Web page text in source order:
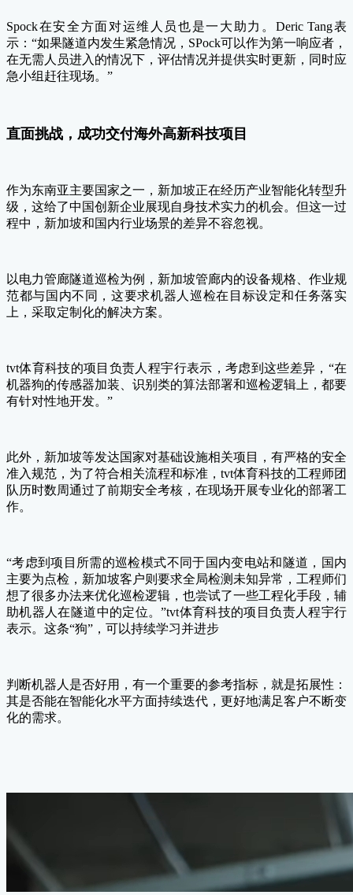
Spock在安全方面对运维人员也是一大助力。Deric Tang表
示：“如果隧道内发生紧急情况，SPock可以作为第一响应者，
在无需人员进入的情况下，评估情况并提供实时更新，同时应
急小组赶往现场。”
直面挑战，成功交付海外高新科技项目
作为东南亚主要国家之一，新加坡正在经历产业智能化转型升
级，这给了中国创新企业展现自身技术实力的机会。但这一过
程中，新加坡和国内行业场景的差异不容忽视。
以电力管廊隧道巡检为例，新加坡管廊内的设备规格、作业规
范都与国内不同，这要求机器人巡检在目标设定和任务落实
上，采取定制化的解决方案。
tvt体育科技的项目负责人程宇行表示，考虑到这些差异，“在
机器狗的传感器加装、识别类的算法部署和巡检逻辑上，都要
有针对性地开发。”
此外，新加坡等发达国家对基础设施相关项目，有严格的安全
准入规范，为了符合相关流程和标准，tvt体育科技的工程师团
队历时数周通过了前期安全考核，在现场开展专业化的部署工
作。
“考虑到项目所需的巡检模式不同于国内变电站和隧道，国内
主要为点检，新加坡客户则要求全局检测未知异常，工程师们
想了很多办法来优化巡检逻辑，也尝试了一些工程化手段，辅
助机器人在隧道中的定位。”tvt体育科技的项目负责人程宇行
表示。这条“狗”，可以持续学习并进步
判断机器人是否好用，有一个重要的参考指标，就是拓展性：
其是否能在智能化水平方面持续迭代，更好地满足客户不断变
化的需求。